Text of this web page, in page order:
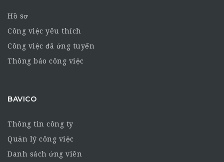
Hồ sơ
Công việc yêu thích
Công việc đã ứng tuyển
Thông báo công việc
BAVICO
Thông tin công ty
Quản lý công việc
Danh sách ứng viên